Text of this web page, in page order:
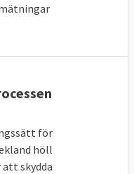
för
höll
skydda